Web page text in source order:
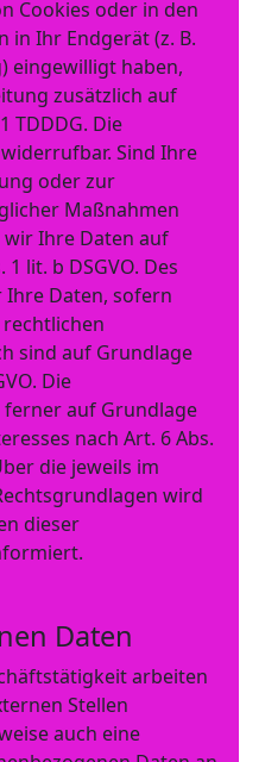
Cookies oder in den
Ihr Endgerät (z. B.
eingewilligt haben,
zusätzlich auf
TDDDG. Die
Sind Ihre
oder zur
Maßnahmen
Ihre Daten auf
lit. b DSGVO. Des
Daten, sofern
sind auf Grundlage
Die
auf Grundlage
nach Art. 6 Abs.
die jeweils im
wird
dieser
Daten
arbeiten
Stellen
auch eine